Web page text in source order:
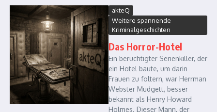
akteQ
Weitere spannende
Kriminalgeschichten
Das Horror-Hotel
Ein berüchtigter Serienkiller, der
ein Hotel baute, um darin
Frauen zu foltern, war Herrman
Webster Mudgett, besser
bekannt als Henry Howard
Holmes. Dieser Mann, der